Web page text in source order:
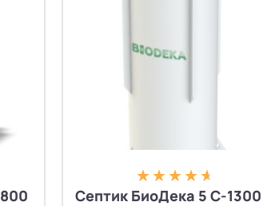
Септик БиоДека 5 C-1300